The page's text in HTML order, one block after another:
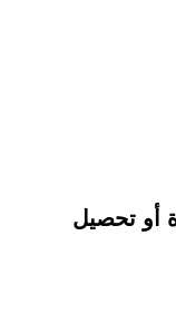
أو تحصيل